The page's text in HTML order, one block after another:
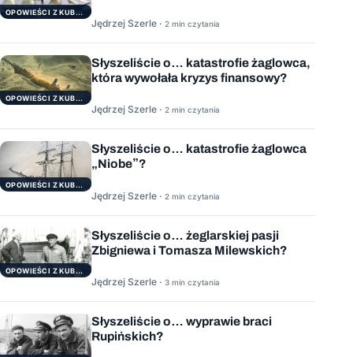
OPOWIEŚCI Z KUBRYKU
Jędrzej Szerle · 2 min czytania
OPOWIEŚCI Z KUBRYKU
Słyszeliście o… katastrofie żaglowca,
która wywołała kryzys finansowy?
Jędrzej Szerle · 2 min czytania
OPOWIEŚCI Z KUBRYKU
Słyszeliście o… katastrofie żaglowca
„Niobe”?
Jędrzej Szerle · 2 min czytania
OPOWIEŚCI Z KUBRYKU
Słyszeliście o… żeglarskiej pasji
Zbigniewa i Tomasza Milewskich?
Jędrzej Szerle · 3 min czytania
Słyszeliście o… wyprawie braci
Rupińskich?